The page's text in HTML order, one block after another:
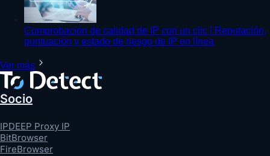
Comprobación de calidad de IP con un clic | Reputación,
puntuación y estado de riesgo de IP en línea
Ver más
Socio
IPDEEP Proxy IP
BitBrowser
FireBrowser